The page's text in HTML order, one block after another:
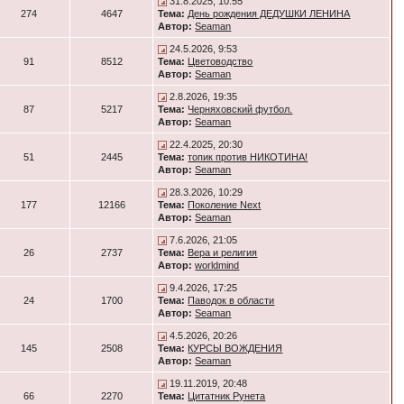
274 4647
Тема: День рождения ДЕДУШКИ ЛЕНИНА
Автор: Seaman
91 8512
24.5.2026, 9:53
Тема: Цветоводство
Автор: Seaman
87 5217
2.8.2026, 19:35
Тема: Черняховский футбол.
Автор: Seaman
51 2445
22.4.2025, 20:30
Тема: топик против НИКОТИНА!
Автор: Seaman
177 12166
28.3.2026, 10:29
Тема: Поколение Next
Автор: Seaman
26 2737
7.6.2026, 21:05
Тема: Вера и религия
Автор: worldmind
24 1700
9.4.2026, 17:25
Тема: Паводок в области
Автор: Seaman
145 2508
4.5.2026, 20:26
Тема: КУРСЫ ВОЖДЕНИЯ
Автор: Seaman
66 2270
19.11.2019, 20:48
Тема: Цитатник Рунета